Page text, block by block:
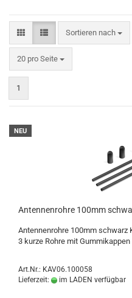
Sortieren nach
Sortieren nach
20 pro Seite
pro Seite
1
NEU
Antennenrohre 100mm
Antennenrohre 100mm
3 kurze Rohre mit Gummikappen
Art.Nr.: KAV06.100058
Lieferzeit:
im LADEN verfügbar